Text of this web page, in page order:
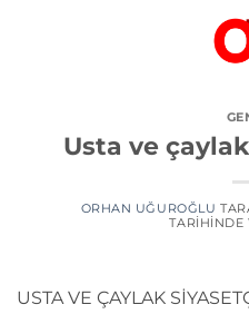
Usta ve
ORHAN UĞUROĞLU
TARIHINDE
USTA VE ÇAYLAK